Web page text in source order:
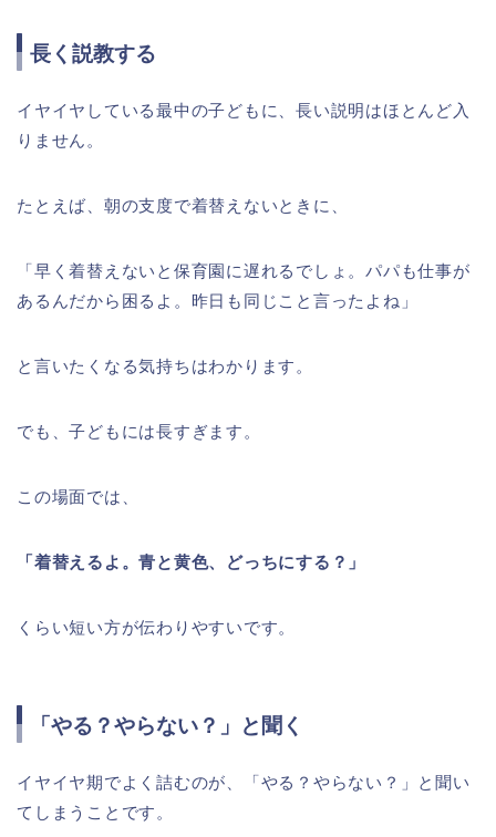
長く説教する
イヤイヤしている最中の子どもに、長い説明はほとんど入
りません。
たとえば、朝の支度で着替えないときに、
「早く着替えないと保育園に遅れるでしょ。パパも仕事が
あるんだから困るよ。昨日も同じこと言ったよね」
と言いたくなる気持ちはわかります。
でも、子どもには長すぎます。
この場面では、
「着替えるよ。青と黄色、どっちにする？」
くらい短い方が伝わりやすいです。
「やる？やらない？」と聞く
イヤイヤ期でよく詰むのが、「やる？やらない？」と聞い
てしまうことです。